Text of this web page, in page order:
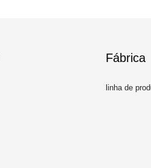
Fábrica
linha de